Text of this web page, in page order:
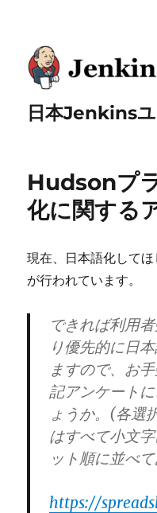
日本Jenkins
Hudsonプ
化に関する
現在、日本語化して
が行われています。
できれば利用
り優先的に日
ますので、お
記アンケート
ょうか。(各選
はすべて小文
ット順に並べ
https://